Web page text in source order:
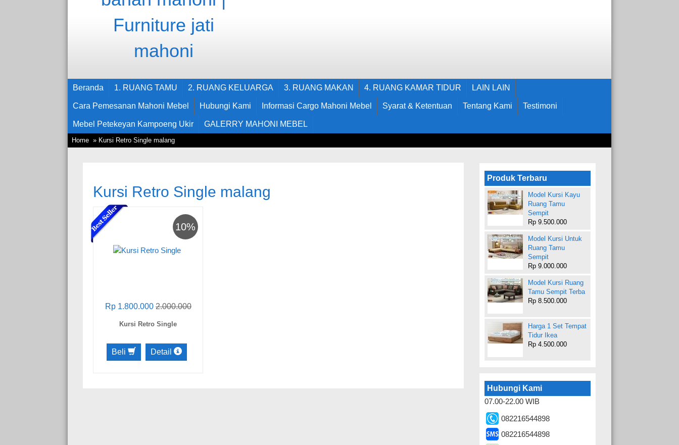
Beranda 1. RUANG TAMU 2. RUANG KELUARGA 3. RUANG MAKAN 4. RUANG KAMAR TIDUR LAIN LAIN
Cara Pemesanan Mahoni Mebel Hubungi Kami Informasi Cargo Mahoni Mebel Syarat & Ketentuan Tentang Kami Testimoni
Mebel Petekeyan Kampoeng Ukir GALERRY MAHONI MEBEL
Home » Kursi Retro Single malang
Kursi Retro Single malang
10%
Rp 1.800.000 2.000.000
Kursi Retro Single
Beli Detail
Produk Terbaru
Model Kursi Kayu
Ruang Tamu
Sempit
Rp 9.500.000
Model Kursi Untuk
Ruang Tamu
Sempit
Rp 9.000.000
Model Kursi Ruang
Tamu Sempit Terba
Rp 8.500.000
Harga 1 Set Tempat
Tidur Ikea
Rp 4.500.000
Hubungi Kami
07.00-22.00 WIB
082216544898
082216544898